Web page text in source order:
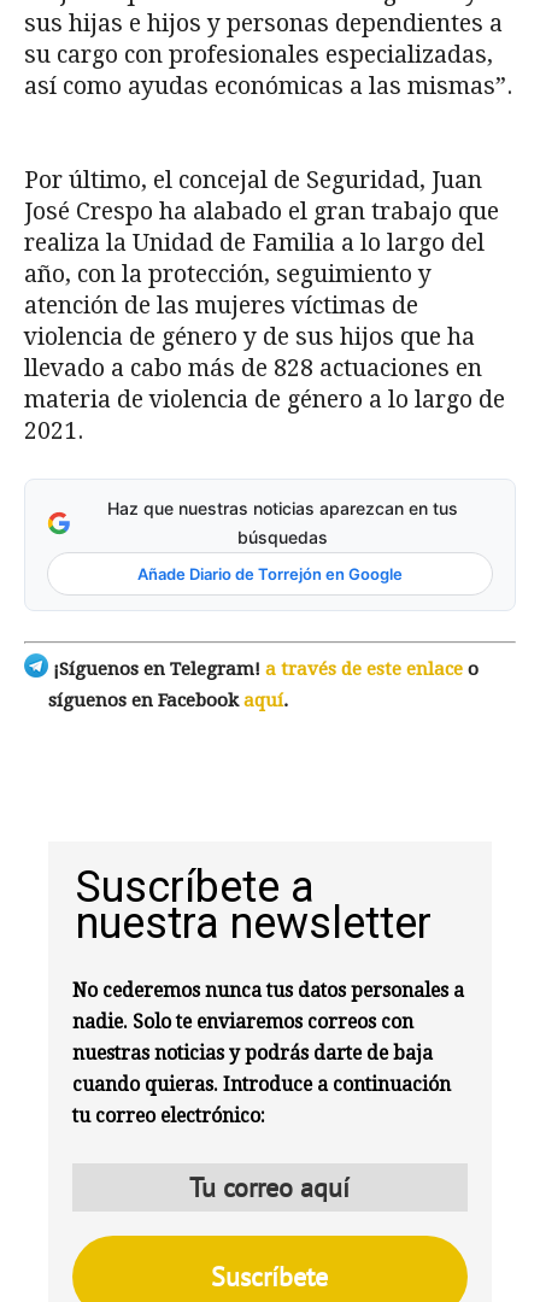
sus hijas e hijos y personas dependientes a
su cargo con profesionales especializadas,
así como ayudas económicas a las mismas”.
Por último, el concejal de Seguridad, Juan
José Crespo ha alabado el gran trabajo que
realiza la Unidad de Familia a lo largo del
año, con la protección, seguimiento y
atención de las mujeres víctimas de
violencia de género y de sus hijos que ha
llevado a cabo más de 828 actuaciones en
materia de violencia de género a lo largo de
2021.
Haz que nuestras noticias aparezcan en tus
búsquedas
Añade Diario de Torrejón en Google
¡Síguenos en Telegram! a través de este enlace o
síguenos en Facebookaquí.
Suscríbete a
nuestra newsletter
No cederemos nunca tus datos personales a
nadie. Solo te enviaremos correos con
nuestras noticias y podrás darte de baja
cuando quieras. Introduce a continuación
tu correo electrónico: